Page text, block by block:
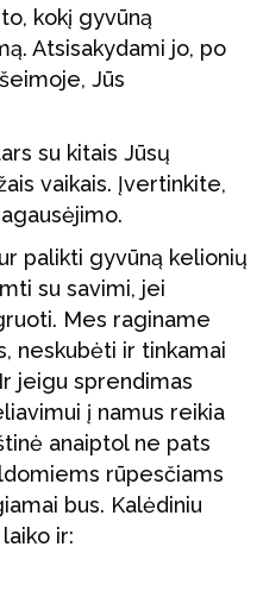
kokį gyvūną
Atsisakydami jo, po
Jūs
su kitais Jūsų
vaikais. Įvertinkite,
palikti gyvūną kelionių
su savimi, jei
Mes raginame
neskubėti ir tinkamai
jeigu sprendimas
į namus reikia
anaiptol ne pats
rūpesčiams
bus. Kalėdiniu
ir: